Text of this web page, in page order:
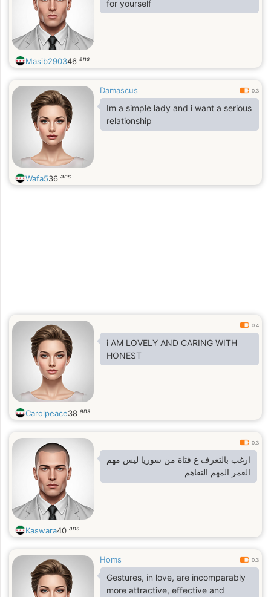
for yourself
Masib290346 ans
Damascus 0.3
Im a simple lady and i want a serious
relationship
Wafa536 ans
0.4
i AM LOVELY AND CARING WITH
HONEST
Carolpeace38 ans
0.3
ارغب بالتعرف ع فتاة من سوريا ليس مهم
العمر المهم التفاهم
Kaswara40 ans
Homs 0.3
Gestures, in love, are incomparably
more attractive, effective and